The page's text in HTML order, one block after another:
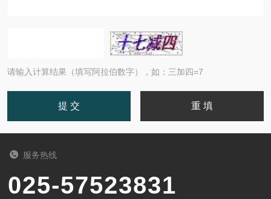
请输入计算结果（填写阿拉伯数字），如：三加四=7
服务热线
025-57523831